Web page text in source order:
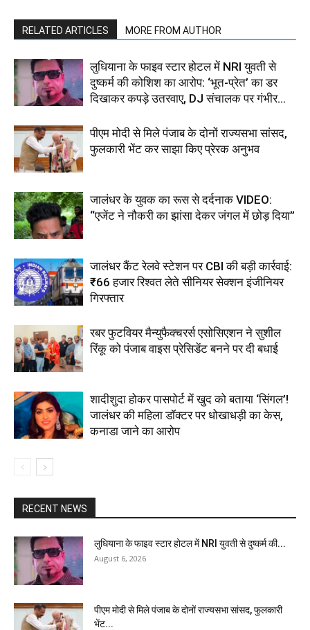
RELATED ARTICLES MORE FROM AUTHOR
लुधियाना के फाइव स्टार होटल में NRI युवती से
दुष्कर्म की कोशिश का आरोप: ‘भूत-प्रेत’ का डर
दिखाकर कपड़े उतरवाए, DJ संचालक पर गंभीर...
पीएम मोदी से मिले पंजाब के दोनों राज्यसभा सांसद,
फुलकारी भेंट कर साझा किए प्रेरक अनुभव
जालंधर के युवक का रूस से दर्दनाक VIDEO:
“एजेंट ने नौकरी का झांसा देकर जंगल में छोड़ दिया”
जालंधर कैंट रेलवे स्टेशन पर CBI की बड़ी कार्रवाई:
₹66 हजार रिश्वत लेते सीनियर सेक्शन इंजीनियर
गिरफ्तार
रबर फुटवियर मैन्युफैक्चरर्स एसोसिएशन ने सुशील
रिंकू को पंजाब वाइस प्रेसिडेंट बनने पर दी बधाई
शादीशुदा होकर पासपोर्ट में खुद को बताया ‘सिंगल’!
जालंधर की महिला डॉक्टर पर धोखाधड़ी का केस,
कनाडा जाने का आरोप
RECENT NEWS
लुधियाना के फाइव स्टार होटल में NRI युवती से दुष्कर्म की...
August 6, 2026
पीएम मोदी से मिले पंजाब के दोनों राज्यसभा सांसद, फुलकारी
भेंट...